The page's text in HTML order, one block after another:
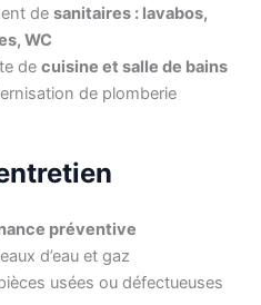
de sanitaires : lavabos,
WC
de cuisine et salle de bains
de plomberie
préventive
d’eau et gaz
usées ou défectueuses